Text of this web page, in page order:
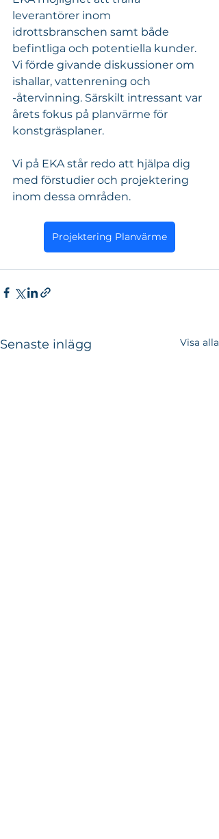
leverantörer inom
idrottsbranschen samt både
befintliga och potentiella kunder.
Vi förde givande diskussioner om
ishallar, vattenrening och
-återvinning. Särskilt intressant var
årets fokus på planvärme för
konstgräsplaner.
Vi på EKA står redo att hjälpa dig
med förstudier och projektering
inom dessa områden.
Projektering Planvärme
Senaste inlägg Visa alla